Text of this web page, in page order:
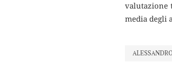
valutazione
media degli